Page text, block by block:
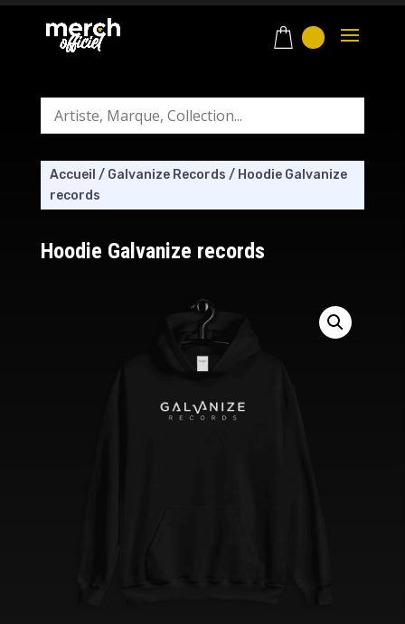
Accueil / Galvanize Records / Hoodie Galvanize
records
Hoodie Galvanize records